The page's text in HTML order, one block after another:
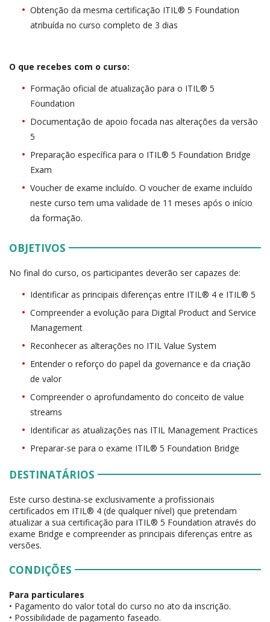
Obtenção da mesma certificação ITIL® 5 Foundation
atribuída no curso completo de 3 dias
O que recebes com o curso:
Formação oficial de atualização para o ITIL® 5
Foundation
Documentação de apoio focada nas alterações da versão
5
Preparação específica para o ITIL® 5 Foundation Bridge
Exam
Voucher de exame incluído. O voucher de exame incluído
neste curso tem uma validade de 11 meses após o início
da formação.
OBJETIVOS
No final do curso, os participantes deverão ser capazes de:
Identificar as principais diferenças entre ITIL® 4 e ITIL® 5
Compreender a evolução para Digital Product and Service
Management
Reconhecer as alterações no ITIL Value System
Entender o reforço do papel da governance e da criação
de valor
Compreender o aprofundamento do conceito de value
streams
Identificar as atualizações nas ITIL Management Practices
Preparar-se para o exame ITIL® 5 Foundation Bridge
DESTINATÁRIOS
Este curso destina-se exclusivamente a profissionais
certificados em ITIL® 4 (de qualquer nível) que pretendam
atualizar a sua certificação para ITIL® 5 Foundation através do
exame Bridge e compreender as principais diferenças entre as
versões.
CONDIÇÕES
Para particulares
• Pagamento do valor total do curso no ato da inscrição.
• Possibilidade de pagamento faseado.